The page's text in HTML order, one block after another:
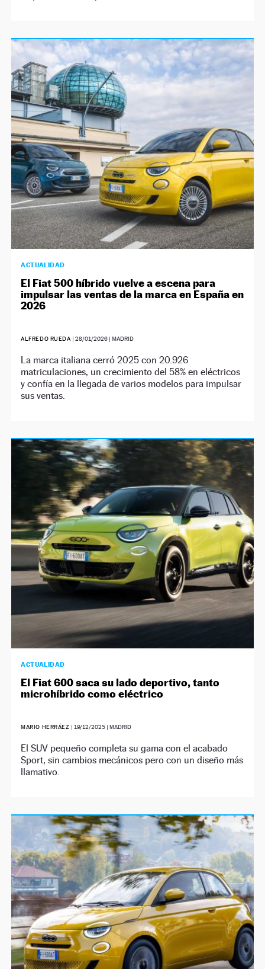
ACTUALIDAD
El Fiat 500 híbrido vuelve a escena para
impulsar las ventas de la marca en España en
2026
ALFREDO RUEDA |28/01/2026 | MADRID
La marca italiana cerró 2025 con 20.926
matriculaciones, un crecimiento del 58% en eléctricos
y confía en la llegada de varios modelos para impulsar
sus ventas.
ACTUALIDAD
El Fiat 600 saca su lado deportivo, tanto
microhíbrido como eléctrico
MARIO HERRÁEZ | 19/12/2025 | MADRID
El SUV pequeño completa su gama con el acabado
Sport, sin cambios mecánicos pero con un diseño más
llamativo.